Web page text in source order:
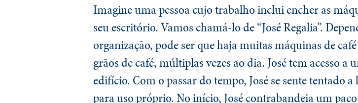
Imagine uma pessoa cujo trabalho inclui encher as
seu escritório. Vamos chamá-lo de “José Regalia”.
organização, pode ser que haja muitas máquinas de
grãos de café, múltiplas vezes ao dia. José tem acesso a
edifício. Com o passar do tempo, José se sente tentado
para uso próprio. No início, José contrabandeia um